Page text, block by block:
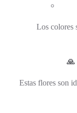
Los colores
🙏
Estas flores son